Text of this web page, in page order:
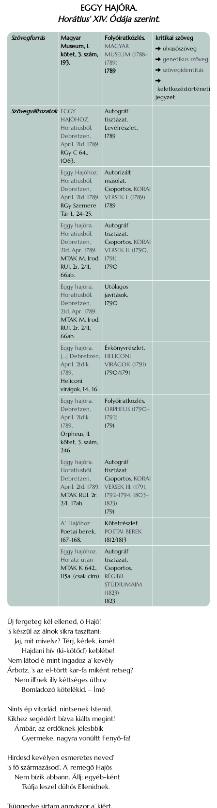
EGGY HAJÓRA.
Horátius’ XIV. Ódája szerint.
Szövegforrás
Magyar
Museum, I.
kötet, 3. szám,
193.
Folyóiratközlés.
MAGYAR
MUSEUM (1788–
1789)
1789
kritikai szöveg
olvasószöveg
genetikus szöveg
szövegidentitás
keletkezéstörténeti
jegyzet
Szövegváltozatok EGGY
HAJÓHOZ.
Horatiusból.
Debretzen,
April. 21d. 1789.
RGy C 64.,
1063.
Autográf
tisztázat.
Levélrészlet.
1789
Eggy Hajóhoz.
Horatiusból.
Debretzen,
April. 21d. 1789.
RGy Szemere
Tár I., 24–25.
Autorizált
másolat.
Csoportos. KORAI
VERSEK I. (1789)
1789
Eggy hajóra.
Horatiusból.
Debretzen,
21d. Apr. 1789.
MTAK M. Irod.
RUI. 2r. 2/II.,
66ab.
Autográf
tisztázat.
Csoportos. KORAI
VERSEK II. (1790,
1791)
1790
Eggy hajóra.
Horatiusból.
Debretzen,
21d. Apr. 1789.
MTAK M. Irod.
RUI. 2r. 2/II.,
66ab.
Utólagos
javítások.
1790
Eggy hajóra.
[…] Debretzen,
April. 21dik.
1789.
Heliconi
virágok, 14., 16.
Évkönyvrészlet.
HELICONI
VIRÁGOK (1791)
1790/1791
Eggy hajóra.
Debretzen,
April. 21dik.
1789.
Orpheus, II.
kötet, 3. szám,
246.
Folyóiratközlés.
ORPHEUS (1790–
1792)
1791
Eggy hajóra.
Horatiusból.
Debretzen,
April. 21d. 1789.
MTAK RUI. 2r.
2/I., 17ab.
Autográf
tisztázat.
Csoportos. KORAI
VERSEK III. (1791,
1792–1794, 1803–
1823)
1791
Aʼ Hajóhoz.
Poetai berek,
167–168.
Kötetrészlet.
POETAI BEREK
1812/1813
Eggy hajóhoz.
Horátz után
MTAK K 642.,
115a. (csak cím)
Autográf
tisztázat.
Csoportos.
RÉGIBB
STÚDIUMAIM
(1823)
1823
Új fergeteg kél ellened, ó Hajó!
’S készűl az álnok síkra taszítani;
Jaj, mit mivelsz? Térj, kérlek, ismét
Hajdani hív (ki-kötőd’) keblébe!
Nem látod é mint ingadoz a’ kevély
Árbotz, ’s az el-törtt kar-fa miként retseg?
Nem ill’nek illy kéttséges úthoz
Bomladozó kötelékid. – Ímé
Nints ép vitorlád, nintsenek Istenid,
Kikhez segédért bízva kiálts megint!
Ámbár, az erdőknek jelesbbik
Gyermeke, nagyra vonúltt Fenyő-fa!
Hirdesd kevélyen esmeretes neved’
’S fő származásod’. A’ remegő Hajós
Nem bízik abbann. Állj; egyéb-ként
Tsúfja leszel dühös Ellenidnek.
Tsüggedve sírtam annyiszor a’ kiért,